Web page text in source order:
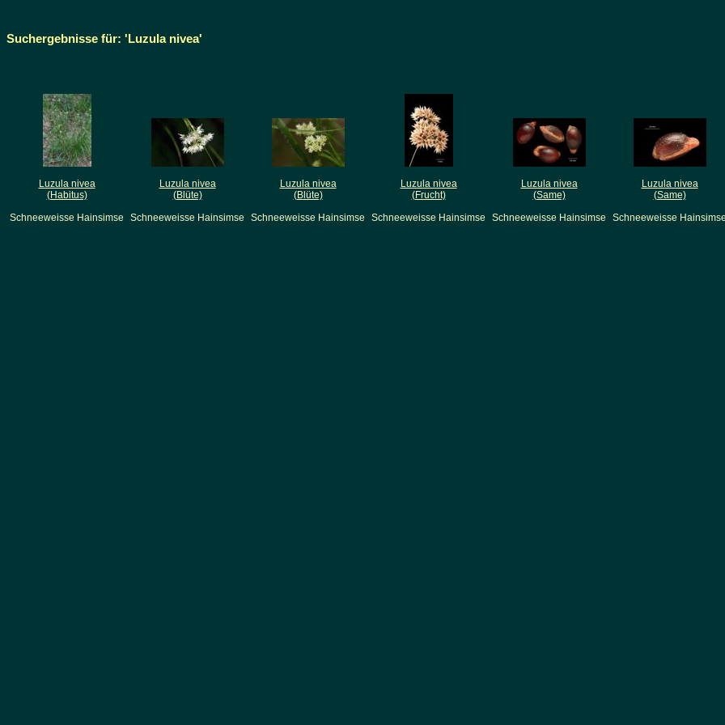
Suchergebnisse für: 'Luzula nivea'
Luzula nivea
(Habitus)
Schneeweisse Hainsimse
Luzula nivea
(Blüte)
Schneeweisse Hainsimse
Luzula nivea
(Blüte)
Schneeweisse Hainsimse
Luzula nivea
(Frucht)
Schneeweisse Hainsimse
Luzula nivea
(Same)
Schneeweisse Hainsimse
Luzula nivea
(Same)
Schneeweisse